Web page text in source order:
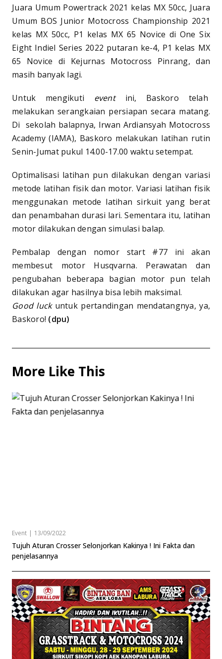
Juara Umum Powertrack 2021 kelas MX 50cc, Juara
Umum BOS Junior Motocross Championship 2021
kelas MX 50cc, P1 kelas MX 65 Novice di One Six
Eight Indiel Series 2022 putaran ke-4, P1 kelas MX
65 Novice di Kejurnas Motocross Pinrang, dan
masih banyak lagi.
Untuk mengikuti eventini, Baskoro telah
melakukan serangkaian persiapan secara matang.
Di sekolah balapnya, Irwan Ardiansyah Motocross
Academy (IAMA), Baskoro melakukan latihan rutin
Senin-Jumat pukul 14.00-17.00 waktu setempat.
Optimalisasi latihan pun dilakukan dengan variasi
metode latihan fisik dan motor. Variasi latihan fisik
menggunakan metode latihan sirkuit yang berat
dan penambahan durasi lari. Sementara itu, latihan
motor dilakukan dengan simulasi balap.
Pembalap dengan nomor start #77 ini akan
membesut motor Husqvarna. Perawatan dan
pengubahan beberapa bagian motor pun telah
dilakukan agar hasilnya bisa lebih maksimal.
Good luck untuk pertandingan mendatangnya, ya,
Baskoro! (dpu)
More Like This
Event 13/09/2022
Tujuh Aturan Crosser Selonjorkan Kakinya ! Ini Fakta dan
penjelasannya